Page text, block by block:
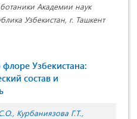
Академии наук
Узбекистан, г. Ташкент
Узбекистана:
состав и
Курбаниязова Г.Т.